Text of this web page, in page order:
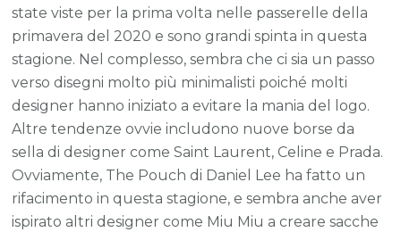
state viste per la prima volta nelle passerelle della
primavera del 2020 e sono grandi spinta in questa
stagione. Nel complesso, sembra che ci sia un passo
verso disegni molto più minimalisti poiché molti
designer hanno iniziato a evitare la mania del logo.
Altre tendenze ovvie includono nuove borse da
sella di designer come Saint Laurent, Celine e Prada.
Ovviamente, The Pouch di Daniel Lee ha fatto un
rifacimento in questa stagione, e sembra anche aver
ispirato altri designer come Miu Miu a creare sacche